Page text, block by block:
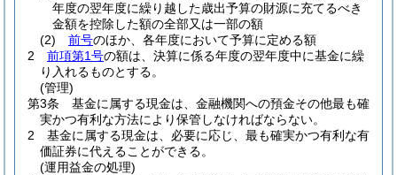
年度の翌年度に繰り越した歳出予算の財源に充てるべき
金額を控除した額の全部又は一部の額
(2)
前号のほか、各年度において予算に定める額
2
前項第1号の額は、決算に係る年度の翌年度中に基金に繰
り入れるものとする。
(管理)
第3条
基金に属する現金は、金融機関への預金その他最も確
実かつ有利な方法により保管しなければならない。
2
基金に属する現金は、必要に応じ、最も確実かつ有利な有
価証券に代えることができる。
(運用益金の処理)